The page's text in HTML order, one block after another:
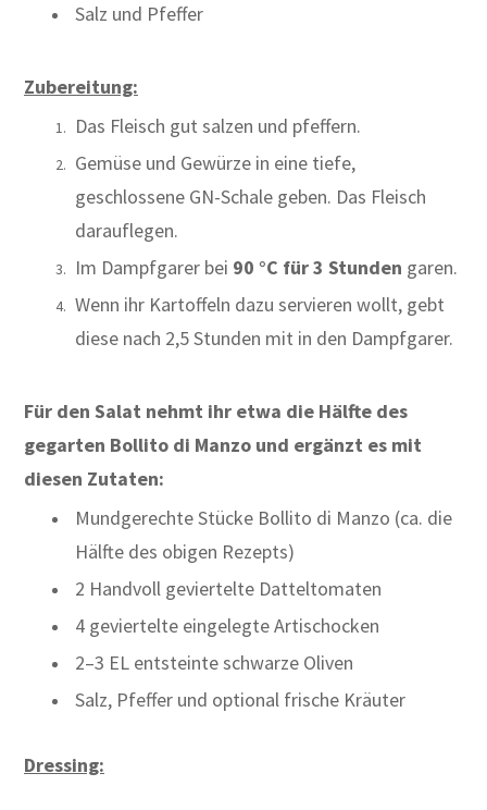
Salz und Pfeffer
Zubereitung:
Das Fleisch gut salzen und pfeffern.
Gemüse und Gewürze in eine tiefe,
geschlossene GN-Schale geben. Das Fleisch
darauflegen.
Im Dampfgarer bei 90 °C für 3 Stunden garen.
Wenn ihr Kartoffeln dazu servieren wollt, gebt
diese nach 2,5 Stunden mit in den Dampfgarer.
Für den Salat nehmt ihr etwa die Hälfte des
gegarten Bollito di Manzo und ergänzt es mit
diesen Zutaten:
Mundgerechte Stücke Bollito di Manzo (ca. die
Hälfte des obigen Rezepts)
2 Handvoll geviertelte Datteltomaten
4 geviertelte eingelegte Artischocken
2–3 EL entsteinte schwarze Oliven
Salz, Pfeffer und optional frische Kräuter
Dressing: